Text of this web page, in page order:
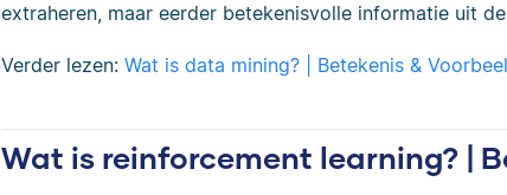
extraheren, maar eerder betekenisvolle informatie uit
Verder lezen: Wat is data mining? | Betekenis &
Wat is reinforcement learning? |